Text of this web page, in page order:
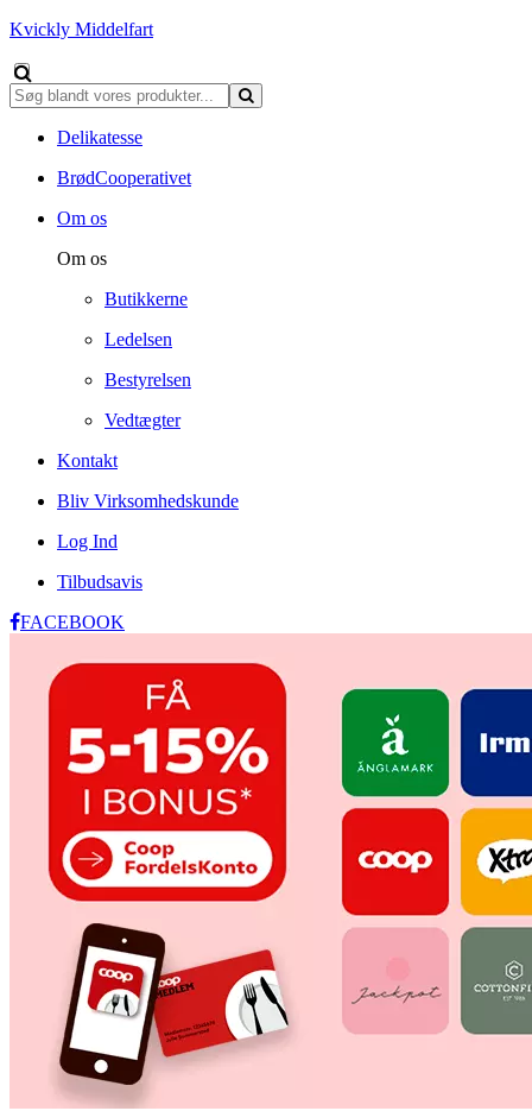
Kvickly Middelfart
Delikatesse
BrødCooperativet
Om os
Om os
Butikkerne
Ledelsen
Bestyrelsen
Vedtægter
Kontakt
Bliv Virksomhedskunde
Log Ind
Tilbudsavis
FACEBOOK